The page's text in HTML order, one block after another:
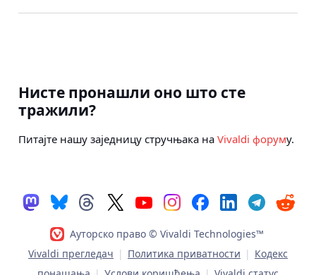
Нисте пронашли оно што сте
тражили?
Питајте нашу заједницу стручњака на Vivaldi форуму.
Ауторско право © Vivaldi Technologies™
Vivaldi прегледач | Политика приватности | Кодекс